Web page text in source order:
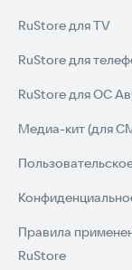
RuStore для TV
RuStore для
RuStore для ОС
Медиа-кит (для
Правила
RuStore